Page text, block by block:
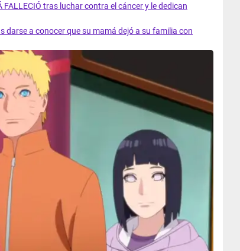
tras luchar contra el cáncer y le dedican
darse a conocer que su mamá dejó a su familia con